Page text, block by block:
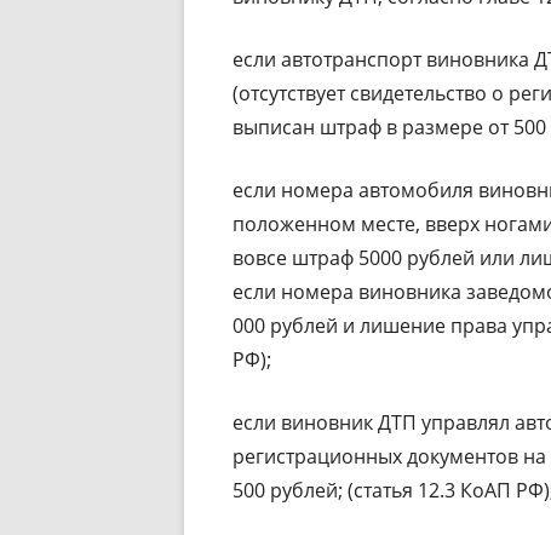
если автотранспорт виновника
(отсутствует свидетельство о
выписан штраф в размере от
если номера автомобиля
положенном месте, вверх
вовсе штраф 5000 рублей или
если номера виновника
000 рублей и лишение права
РФ);
если виновник ДТП управлял
регистрационных документов
500 рублей; (статья 12.3 КоАП